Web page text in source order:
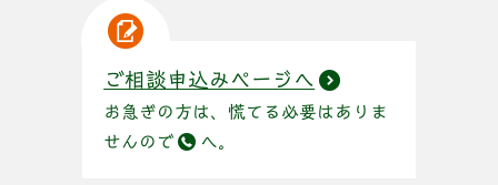
ご相談申込みページへ
お急ぎの方は、慌てる必要はありま
せんので
へ。